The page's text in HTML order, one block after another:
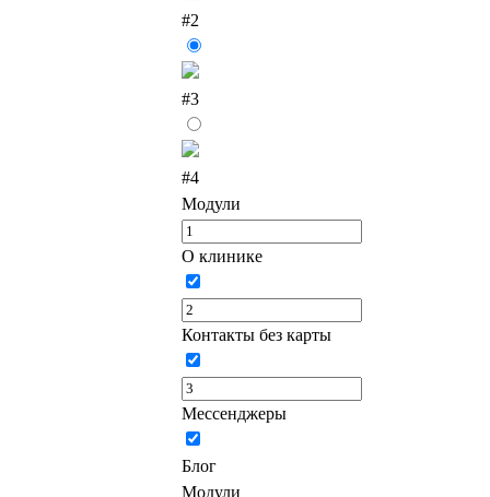
#2
#3
#4
Модули
О клинике
Контакты без карты
Мессенджеры
Блог
Модули